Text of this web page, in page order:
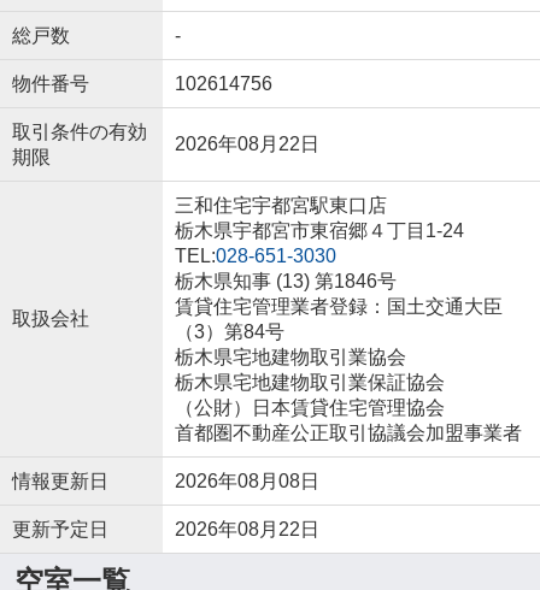
総戸数 -
物件番号 102614756
取引条件の有効
期限
2026年08月22日
取扱会社
三和住宅宇都宮駅東口店
栃木県宇都宮市東宿郷４丁目1-24
TEL:028-651-3030
栃木県知事 (13) 第1846号
賃貸住宅管理業者登録：国土交通大臣
（3）第84号
栃木県宅地建物取引業協会
栃木県宅地建物取引業保証協会
（公財）日本賃貸住宅管理協会
首都圏不動産公正取引協議会加盟事業者
情報更新日 2026年08月08日
更新予定日 2026年08月22日
空室一覧